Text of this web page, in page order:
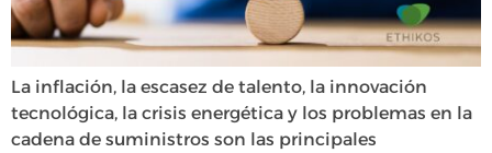
La inflación, la escasez de talento, la innovación
tecnológica, la crisis energética y los problemas en la
cadena de suministros son las principales